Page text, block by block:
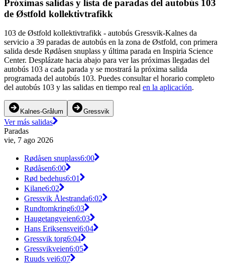
Próximas salidas y lista de paradas del autobús 103
de Østfold kollektivtrafikk
103 de Østfold kollektivtrafikk - autobús Gressvik-Kalnes da
servicio a 39 paradas de autobús en la zona de Østfold, con primera
salida desde Rødåsen snuplass y última parada en Inspiria Science
Center. Desplázate hacia abajo para ver las próximas llegadas del
autobús 103 a cada parada y se mostrará la próxima salida
programada del autobús 103. Puedes consultar el horario completo
del autobús 103 y las salidas en tiempo real en la aplicación.
Kalnes-Grålum Gressvik
Ver más salidas
Paradas
vie, 7 ago 2026
Rødåsen snuplass6:00
Rødåsen6:00
Rød bedehus6:01
Kilane6:02
Gressvik Ålestranda6:02
Rundtomkring6:03
Haugetangveien6:03
Hans Eriksensvei6:04
Gressvik torg6:04
Gressvikveien6:05
Ruuds vei6:07